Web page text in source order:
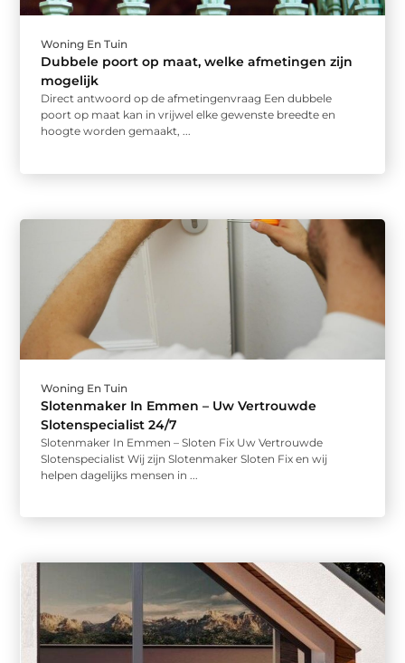
Woning En Tuin
Dubbele poort op maat, welke afmetingen zijn
mogelijk
Direct antwoord op de afmetingenvraag Een dubbele
poort op maat kan in vrijwel elke gewenste breedte en
hoogte worden gemaakt, ...
Woning En Tuin
Slotenmaker In Emmen – Uw Vertrouwde
Slotenspecialist 24/7
Slotenmaker In Emmen – Sloten Fix Uw Vertrouwde
Slotenspecialist Wij zijn Slotenmaker Sloten Fix en wij
helpen dagelijks mensen in ...